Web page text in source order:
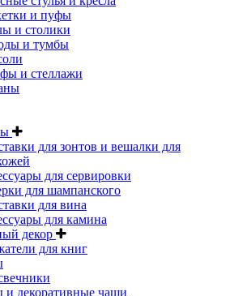
и пуфы
и столики
и тумбы
и стеллажи
для зонтов и вешалки для
для сервировки
для шампанского
для вина
для камина
декор
для книг
и декоративные чаши